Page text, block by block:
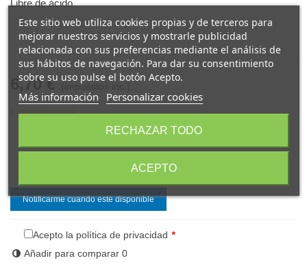
Libre de ácido.
6,70 € (impuestos inc.)
Fuera de stock
Código QR Compartir
Notificarme cuando esté disponible
Acepto la política de privacidad *
Añadir para comparar 0
Este sitio web utiliza cookies propias y de terceros para
mejorar nuestros servicios y mostrarle publicidad
relacionada con sus preferencias mediante el análisis de
sus hábitos de navegación. Para dar su consentimiento
sobre su uso pulse el botón Acepto.
Más información Personalizar cookies
RECHAZAR TODO
ACEPTO